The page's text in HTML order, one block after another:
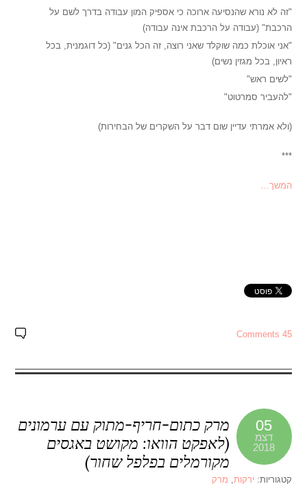
"זה לא נורא שהנסיעה ארוכה כי אספיק המון עבודה בדרך לשם על
הרכבת" (עבודה על הרכבת אינה עבודה)
"אני אוכלת כמה שוקלד שאני רוצה, זה הכל גנים" (כל דוגמנית, בכל
ראיון, בכל מגזין נשים)
"לשים ראש"
"להעביר סמרטוט"
(ולא אמרתי עדיין שום דבר על השקרים של הבחירות)
***
המשך…
45 Comments
05
דצמ
2018
מרק כתום-חריף-מתוק עם ערמונים
(לאפקט הוואו: מקושט באגסים
מקורמלים בפלפל שחור)
קטגוריות:ירקות מרק